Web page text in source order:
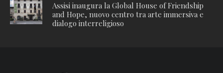
Assisi inaugura la Global House of Friendship
and Hope, nuovo centro tra arte immersiva e
dialogo interreligioso